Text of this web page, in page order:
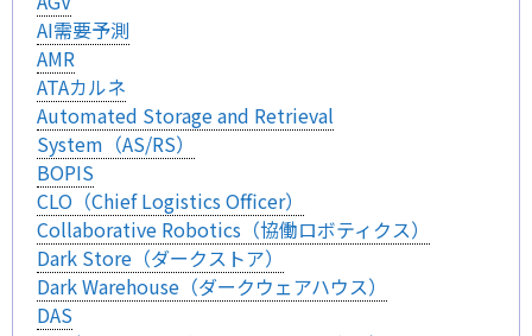
AI需要予測
AMR
ATAカルネ
Automated Storage and Retrieval
System（AS/RS）
BOPIS
CLO（Chief Logistics Officer）
Collaborative Robotics（協働ロボティクス）
Dark Store（ダークストア）
Dark Warehouse（ダークウェアハウス）
DAS